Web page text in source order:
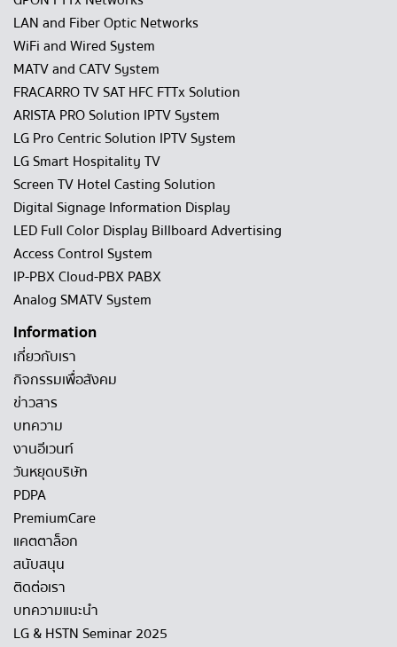
LAN and Fiber Optic Networks
WiFi and Wired System
MATV and CATV System
FRACARRO TV SAT HFC FTTx Solution
ARISTA PRO Solution IPTV System
LG Pro Centric Solution IPTV System
LG Smart Hospitality TV
Screen TV Hotel Casting Solution
Digital Signage Information Display
LED Full Color Display Billboard Advertising
Access Control System
IP-PBX Cloud-PBX PABX
Analog SMATV System
Information
เกี่ยวกับเรา
กิจกรรมเพื่อสังคม
ข่าวสาร
บทความ
งานอีเวนท์
วันหยุดบริษัท
PDPA
PremiumCare
แคตตาล็อก
สนับสนุน
ติดต่อเรา
บทความแนะนำ
LG & HSTN Seminar 2025